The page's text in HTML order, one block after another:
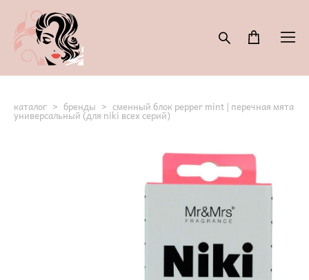
каталог > бренды > сменный блок pepper mint | перечная мята
универсальный (для niki всех серий)